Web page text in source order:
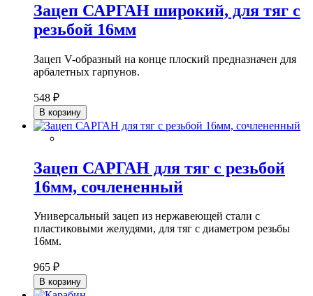
Зацеп САРГАН широкий, для тяг с
резьбой 16мм
Зацеп V-образный на конце плоский предназначен для
арбалетных гарпунов.
548 ₽
В корзину
Зацеп САРГАН для тяг с резьбой
16мм, сочлененный
Универсальный зацеп из нержавеющей стали с
пластиковыми желудями, для тяг с диаметром резьбы
16мм.
965 ₽
В корзину